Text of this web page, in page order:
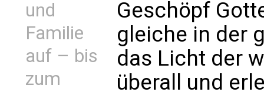
und
Familie
auf – bis
zum
Geschöpf
gleiche in der
das Licht der
überall und